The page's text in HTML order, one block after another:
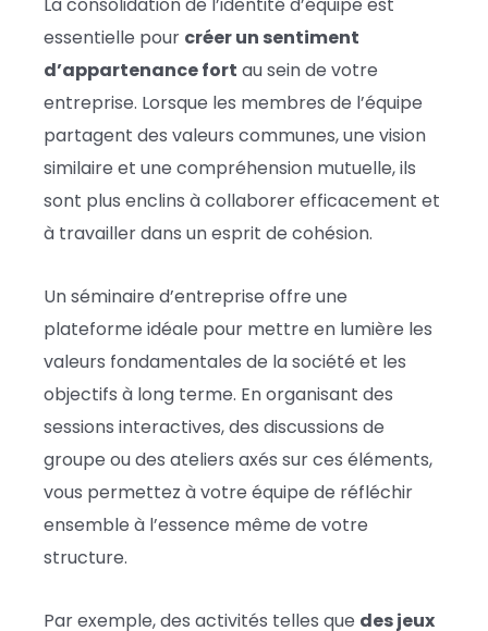
essentielle pour créer un sentiment
d’appartenance fort au sein de votre
entreprise. Lorsque les membres de l’équipe
partagent des valeurs communes, une vision
similaire et une compréhension mutuelle, ils
sont plus enclins à collaborer efficacement et
à travailler dans un esprit de cohésion.
Un séminaire d’entreprise offre une
plateforme idéale pour mettre en lumière les
valeurs fondamentales de la société et les
objectifs à long terme. En organisant des
sessions interactives, des discussions de
groupe ou des ateliers axés sur ces éléments,
vous permettez à votre équipe de réfléchir
ensemble à l’essence même de votre
structure.
Par exemple, des activités telles que des jeux